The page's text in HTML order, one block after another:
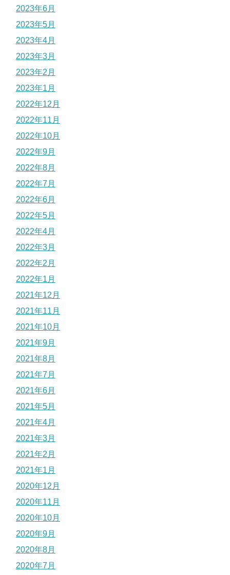
2023年6月
2023年5月
2023年4月
2023年3月
2023年2月
2023年1月
2022年12月
2022年11月
2022年10月
2022年9月
2022年8月
2022年7月
2022年6月
2022年5月
2022年4月
2022年3月
2022年2月
2022年1月
2021年12月
2021年11月
2021年10月
2021年9月
2021年8月
2021年7月
2021年6月
2021年5月
2021年4月
2021年3月
2021年2月
2021年1月
2020年12月
2020年11月
2020年10月
2020年9月
2020年8月
2020年7月